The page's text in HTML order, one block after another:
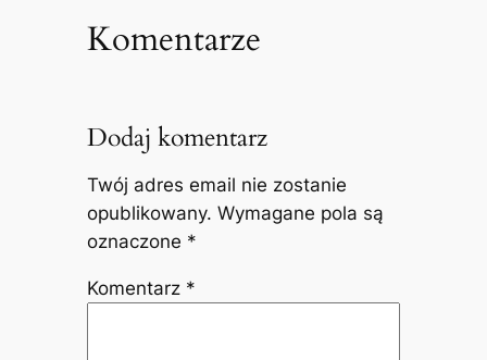
Komentarze
Dodaj komentarz
Twój adres email nie zostanie
opublikowany. Wymagane pola są
oznaczone *
Komentarz *